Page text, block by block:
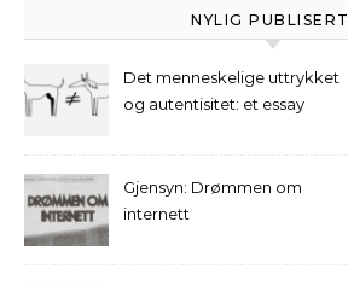
NYLIG PUBLISERT
Det menneskelige uttrykket
og autentisitet: et essay
Gjensyn: Drømmen om
internett